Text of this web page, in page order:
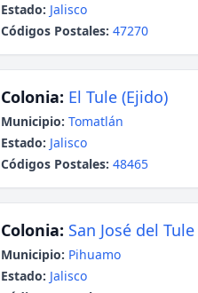
Estado: Jalisco
Códigos Postales: 47270
Colonia: El Tule (Ejido)
Municipio: Tomatlán
Estado: Jalisco
Códigos Postales: 48465
Colonia: San José del
Municipio: Pihuamo
Estado: Jalisco